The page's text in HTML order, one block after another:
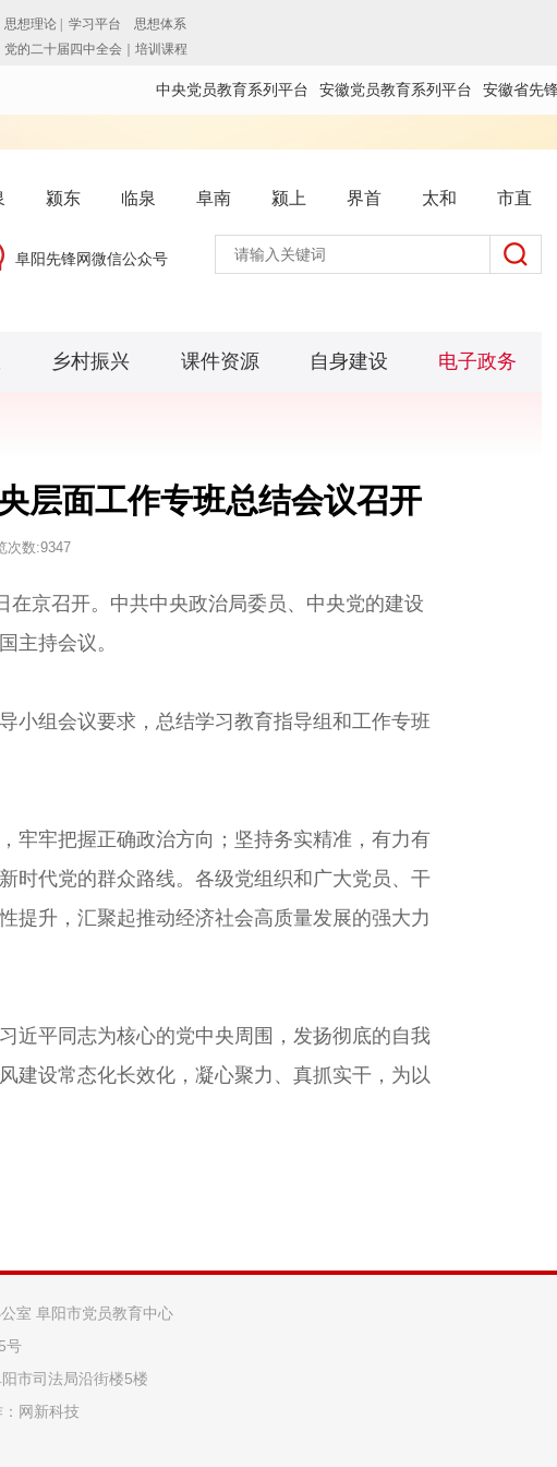
中央党员教育系列平台 安徽党员教育系列平台 安徽省先
颍东 临泉 阜南 颍上 界首 太和 市直
阜阳先锋网微信公众号
乡村振兴 课件资源 自身建设 电子政务
层面工作专班总结会议召开
次数:9347
京召开。中共中央政治局委员、中央党的建设
主持会议。
组会议要求，总结学习教育指导组和工作专班
牢把握正确政治方向；坚持务实精准，有力有
时代党的群众路线。各级党组织和广大党员、干
提升，汇聚起推动经济社会高质量发展的强大力
平同志为核心的党中央周围，发扬彻底的自我
建设常态化长效化，凝心聚力、真抓实干，为以
室 阜阳市党员教育中心
号
市司法局沿街楼5楼
网新科技